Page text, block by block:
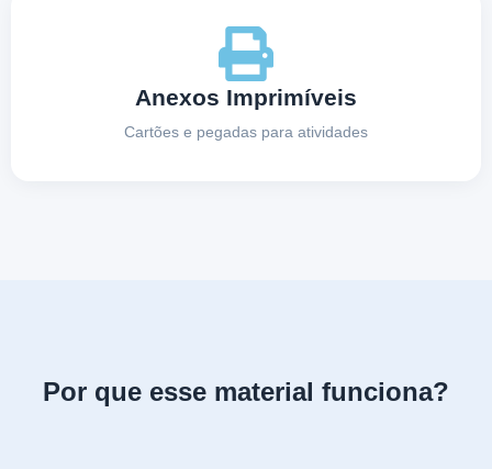
Anexos Imprimíveis
Cartões e pegadas para atividades
Por que esse material funciona?